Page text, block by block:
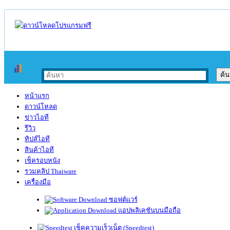
หน้าแรก
ดาวน์โหลด
ข่าวไอที
รีวิว
ทิปส์ไอที
สินค้าไอที
เช็ครอบหนัง
รวมคลิป Thaiware
เครื่องมือ
ซอฟต์แวร์
แอปพลิเคชันบนมือถือ
เช็คความเร็วเน็ต (Speedtest)